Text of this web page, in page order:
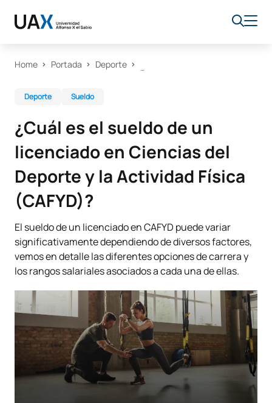
Home Portada Deporte
Deporte Sueldo
¿Cuál es el sueldo de un
licenciado en Ciencias del
Deporte y la Actividad Física
(CAFYD)?
El sueldo de un licenciado en CAFYD puede variar
significativamente dependiendo de diversos factores,
vemos en detalle las diferentes opciones de carrera y
los rangos salariales asociados a cada una de ellas.